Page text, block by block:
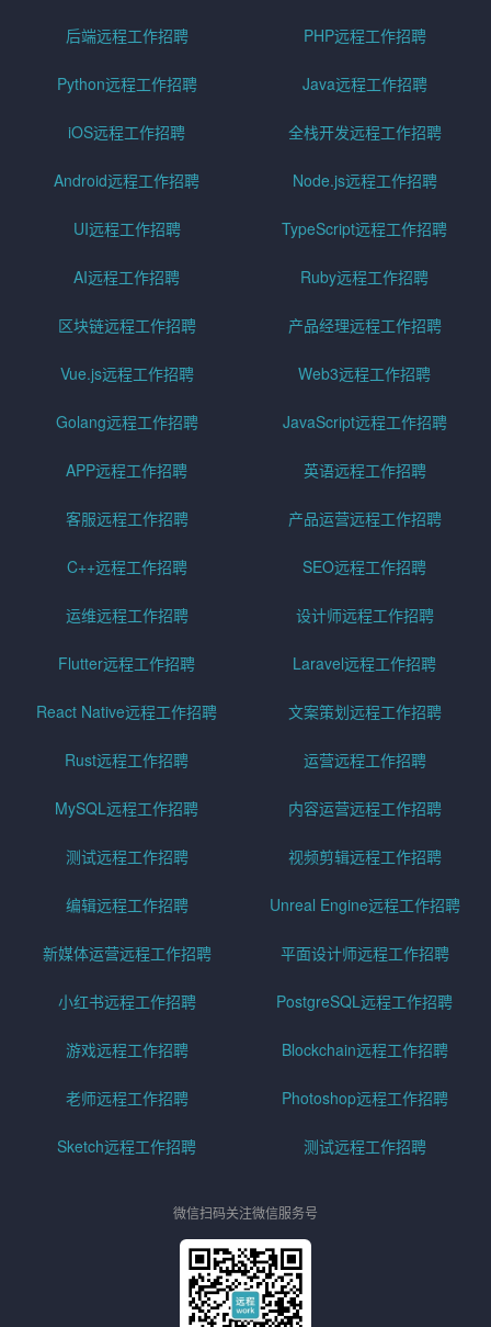
后端远程工作招聘 PHP远程工作招聘
Python远程工作招聘 Java远程工作招聘
iOS远程工作招聘 全栈开发远程工作招聘
Android远程工作招聘 Node.js远程工作招聘
UI远程工作招聘 TypeScript远程工作招聘
AI远程工作招聘 Ruby远程工作招聘
区块链远程工作招聘 产品经理远程工作招聘
Vue.js远程工作招聘 Web3远程工作招聘
Golang远程工作招聘 JavaScript远程工作招聘
APP远程工作招聘 英语远程工作招聘
客服远程工作招聘 产品运营远程工作招聘
C++远程工作招聘 SEO远程工作招聘
运维远程工作招聘 设计师远程工作招聘
Flutter远程工作招聘 Laravel远程工作招聘
React Native远程工作招聘 文案策划远程工作招聘
Rust远程工作招聘 运营远程工作招聘
MySQL远程工作招聘 内容运营远程工作招聘
测试远程工作招聘 视频剪辑远程工作招聘
编辑远程工作招聘 Unreal Engine远程工作招聘
新媒体运营远程工作招聘 平面设计师远程工作招聘
小红书远程工作招聘 PostgreSQL远程工作招聘
游戏远程工作招聘 Blockchain远程工作招聘
老师远程工作招聘 Photoshop远程工作招聘
Sketch远程工作招聘 测试远程工作招聘
微信扫码关注微信服务号